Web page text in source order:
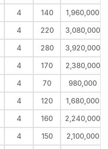
4 140 1,960,000
4 220 3,080,000
4 280 3,920,000
4 170 2,380,000
4 70 980,000
4 120 1,680,000
4 160 2,240,000
4 150 2,100,000